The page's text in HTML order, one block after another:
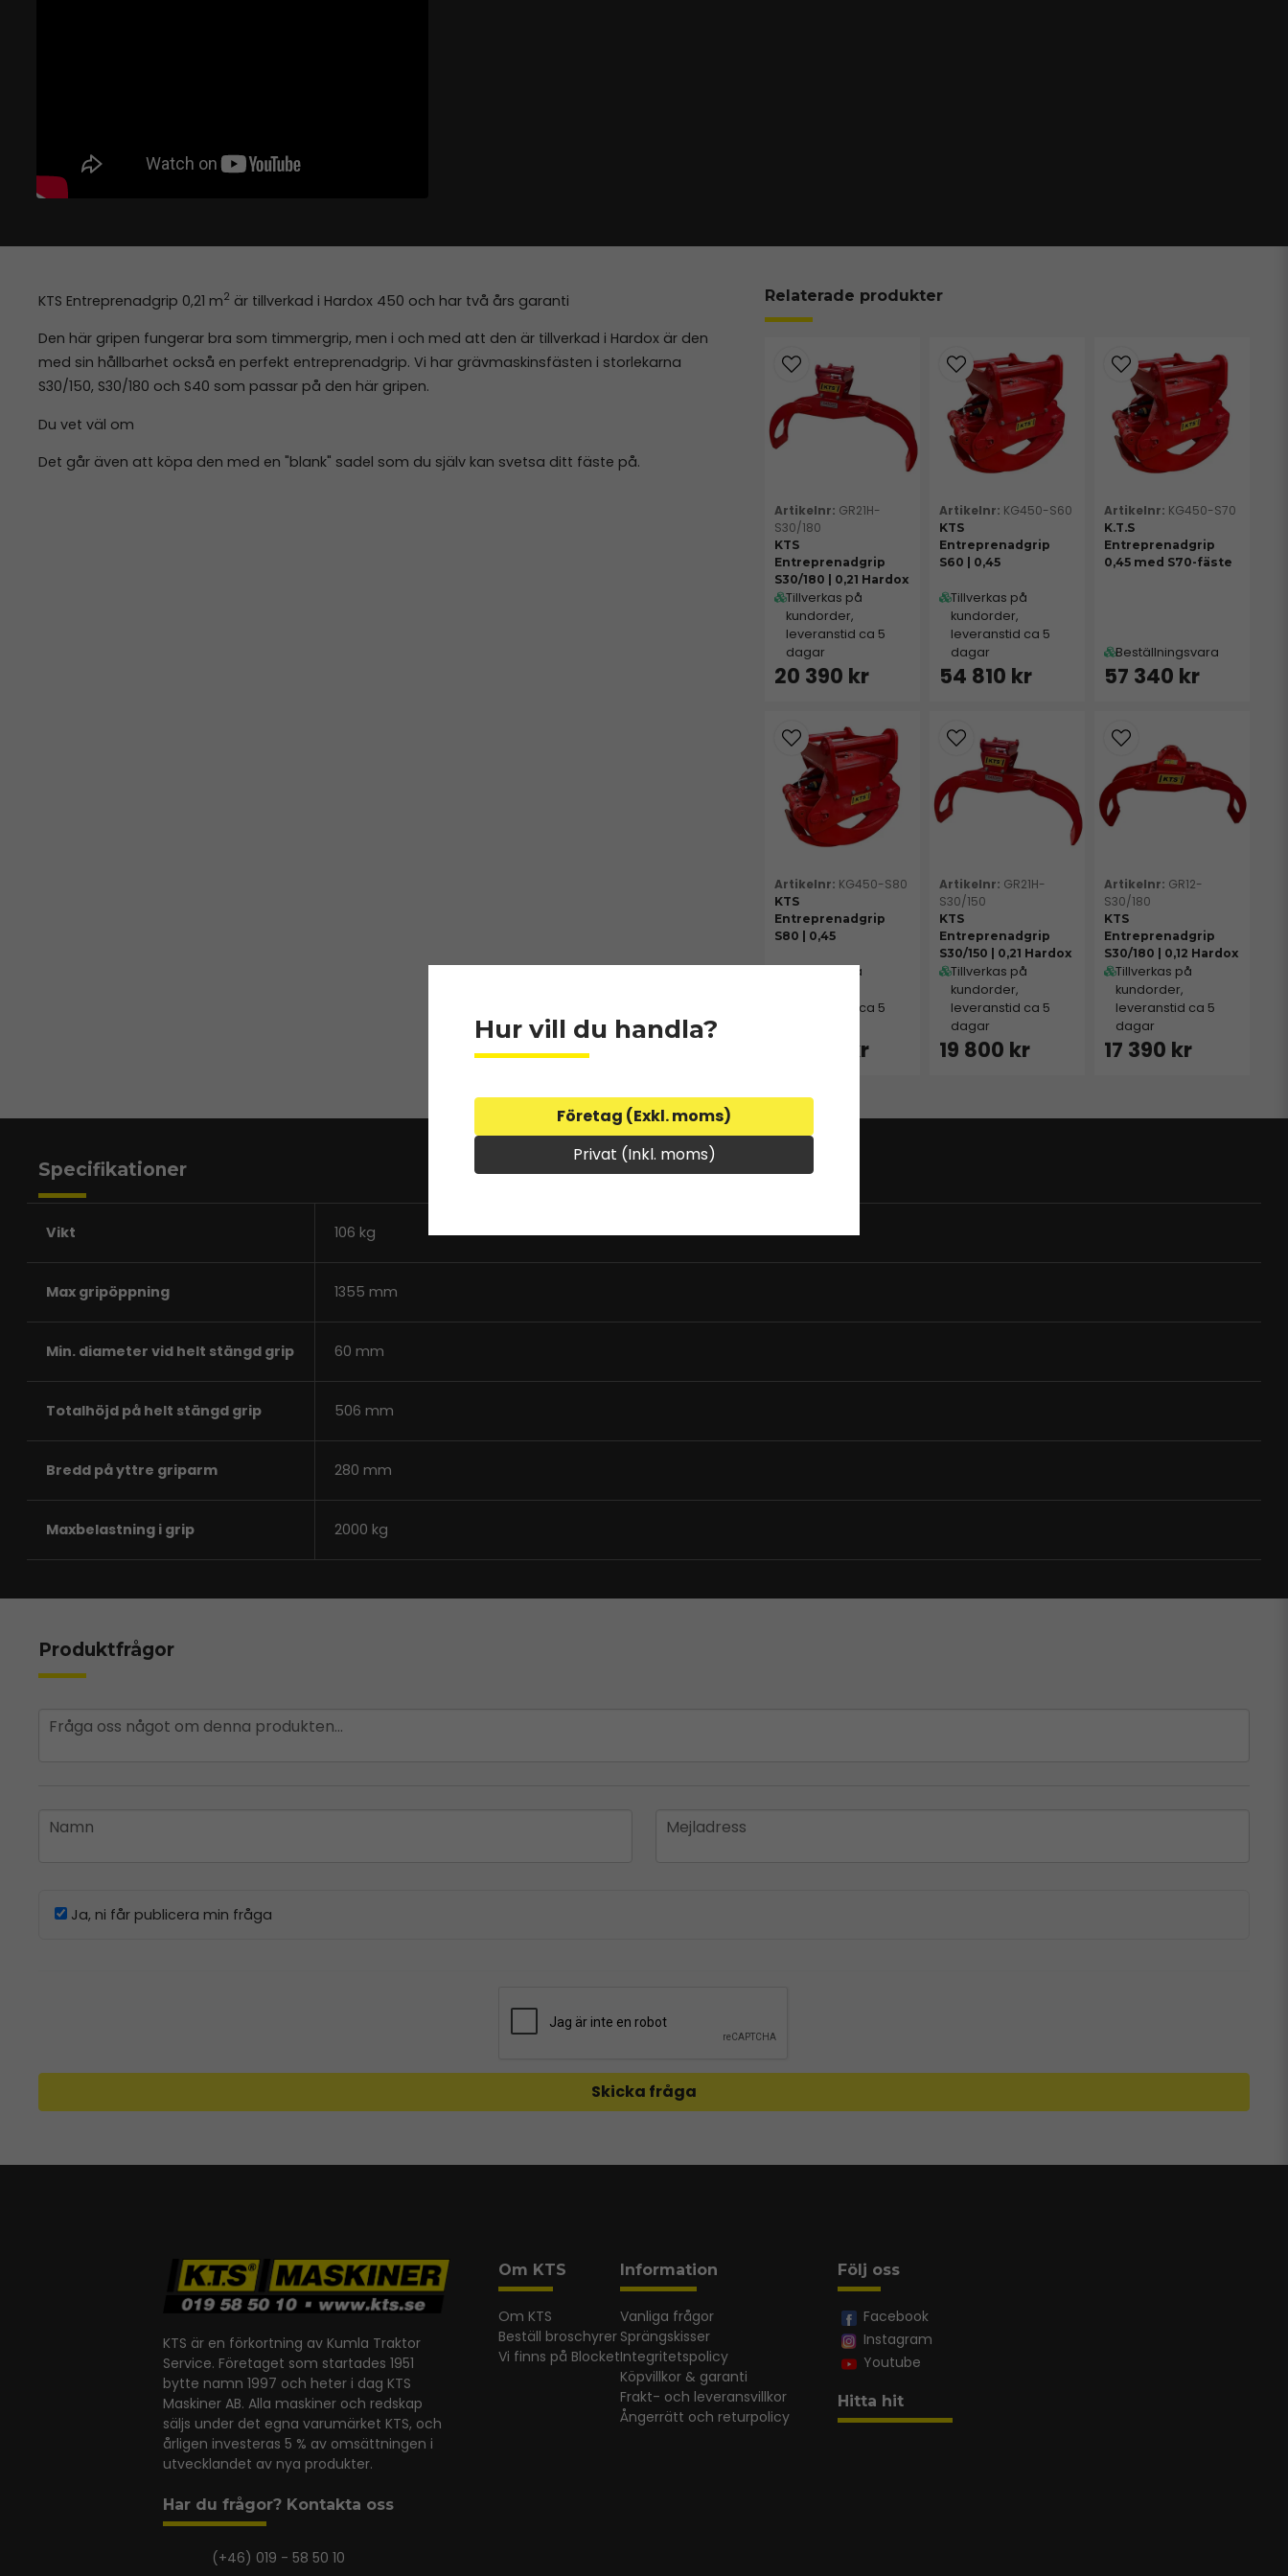
KTS Entreprenadgrip 0,21 m2 är tillverkad i Hardox 450 och har två års garanti
Den här gripen fungerar bra som timmergrip, men i och med att den är tillverkad i Hardox är den
med sin hållbarhet också en perfekt entreprenadgrip. Vi har grävmaskinsfästen i storlekarna
S30/150, S30/180 och S40 som passar på den här gripen.
Du vet väl om
Det går även att köpa den med en "blank" sadel som du själv kan svetsa ditt fäste på.
Relaterade produkter
GR21H-
S30/180
KTS
Entreprenadgrip
S30/180 | 0,21 Hardox
Tillverkas på
kundorder,
leveranstid ca 5
dagar
20 390 kr
KG450-S60
KTS
Entreprenadgrip
S60 | 0,45
Tillverkas på
kundorder,
leveranstid ca 5
dagar
54 810 kr
KG450-S70
K.T.S
Entreprenadgrip
0,45 med S70-fäste
Beställningsvara
57 340 kr
KG450-S80
KTS
Entreprenadgrip
S80 | 0,45
Tillverkas på
leveranstid ca 5
60 270 kr
GR21H-
S30/150
KTS
Entreprenadgrip
S30/150 | 0,21 Hardox
Tillverkas på
kundorder,
leveranstid ca 5
dagar
19 800 kr
GR12-
S30/180
KTS
Entreprenadgrip
S30/180 | 0,12 Hardox
Tillverkas på
kundorder,
leveranstid ca 5
dagar
17 390 kr
Specifikationer
Vikt 106 kg
Max gripöppning 1355 mm
Min. diameter vid helt stängd grip 60 mm
Totalhöjd på helt stängd grip 506 mm
Bredd på yttre griparm 280 mm
Maxbelastning i grip 2000 kg
Produktfrågor
question
Fråga oss något om denna produkten...
name
Namn email
Mejladress
Ja, ni får publicera min fråga
Skicka fråga
Hur vill du handla?
Företag (Exkl. moms)
Privat (Inkl. moms)
KTS är en förkortning av Kumla Traktor
Service. Företaget som startades 1951
bytte namn 1997 och heter i dag KTS
Maskiner AB. Alla maskiner och redskap
säljs under det egna varumärket KTS, och
årligen investeras 5 % av omsättningen i
utvecklandet av nya produkter.
Har du frågor? Kontakta oss
(+46) 019 - 58 50 10
Om KTS
Om KTS
Beställ broschyrer
Vi finns på Blocket
Information
Vanliga frågor
Sprängskisser
Integritetspolicy
Köpvillkor & garanti
Frakt- och leveransvillkor
Ångerrätt och returpolicy
Följ oss
Facebook
Instagram
Youtube
Hitta hit